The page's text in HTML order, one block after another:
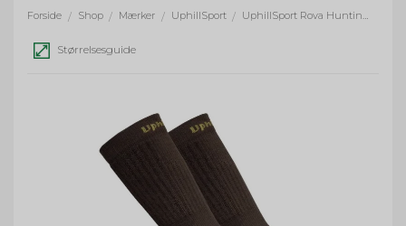
n
Forside / Shop / Mærker / UphillSport / UphillSport Rova Hunting & Fishing 4 lag H5 med Merino - sort
Størrelsesguide